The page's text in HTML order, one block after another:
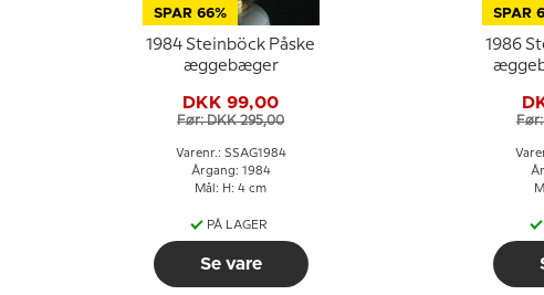
SPAR 66%
1984 Steinböck Påske
æggebæger
DKK 99,00
Før: DKK 295,00
Varenr.: SSAG1984
Årgang: 1984
Mål: H: 4 cm
PÅ LAGER
Se vare
SPAR
1986
Før: